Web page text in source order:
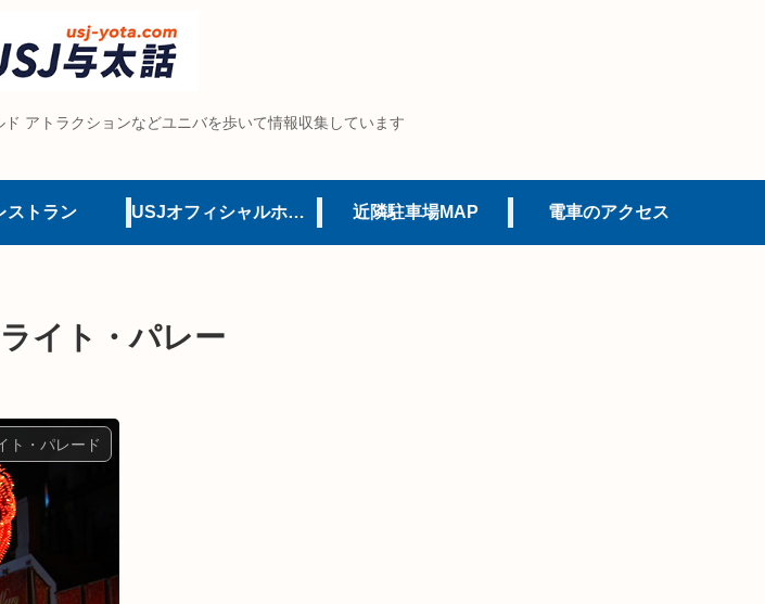
アトラクションなどユニバを歩いて情報収集しています
ストラン USJオフィシャルホテル 近隣駐車場MAP 電車のアクセス
イト・パレー
ト・パレード